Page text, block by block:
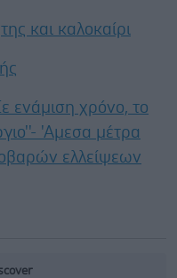
και καλοκαίρι
ενάμιση χρόνο, το
'Αμεσα μέτρα
ελλείψεων